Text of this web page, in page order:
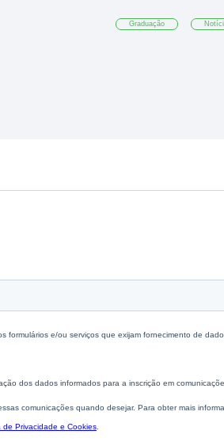
Graduação